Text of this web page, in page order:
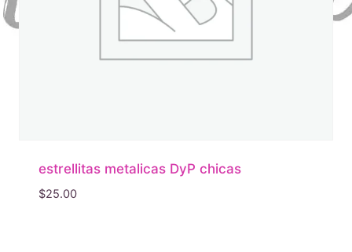
estrellitas metalicas DyP chicas
$25.00